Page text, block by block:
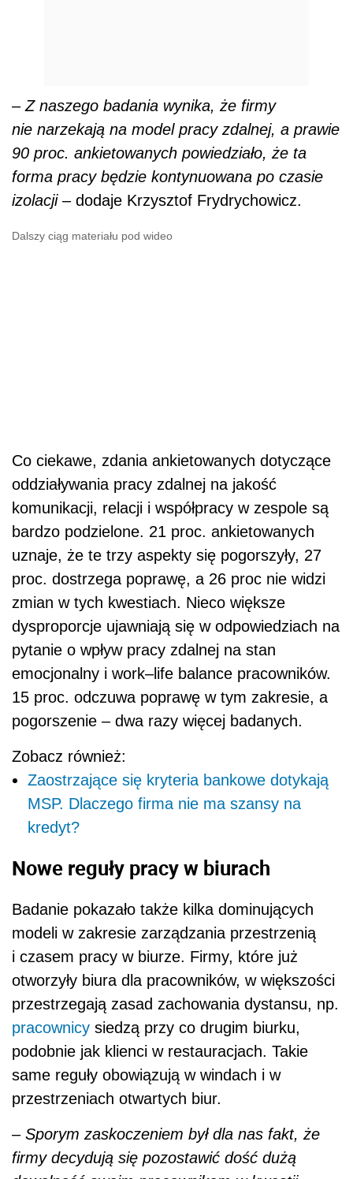
Co ciekawe, zdania ankietowanych dotyczące
emocjonalny i work–life balance pracowników.
15 proc. odczuwa poprawę w tym zakresie, a
pogorszenie – dwa razy więcej badanych.
Zobacz również:
Zaostrzające się kryteria bankowe dotykają
MSP. Dlaczego firma nie ma szansy na
kredyt?
Nowe reguły pracy w biurach
Badanie pokazało także kilka dominujących
modeli w zakresie zarządzania przestrzenią
otworzyły biura dla pracowników, w większości
przestrzegają zasad zachowania dystansu, np.
pracownicysiedzą przy co drugim biurku,
podobnie jak klienci w restauracjach. Takie
same reguły obowiązują w windach i w
Sporym zaskoczeniem był dla nas fakt, że
firmy decydują się pozostawić dość dużą
dowolność swoim pracownikom w kwestii
powrotu do pracy
– ujawnia partner
zarządzający CIONET Polska. –
Aż cztery
firmy na dziesięć powiedziały, że to od woli
pracowników będzie zależało, czy wrócą do
pracy w biurze. Wiele z nich zdecydowało się
na model pracy zmianowej i obecnie dominuje
pracaw biurze na zmiany tygodniowe.
Kluczowym czynnikiem sprawnego powrotu do